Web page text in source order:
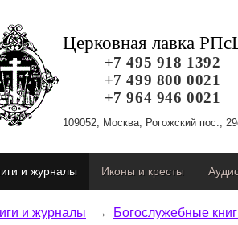
Церковная лавка
+7 495 918 1392
+7 499 800 0021
+7 964 946 0021
109052, Москва, Рогожский пос.,
и журналы Иконы и кресты
и журналы Богослужебные